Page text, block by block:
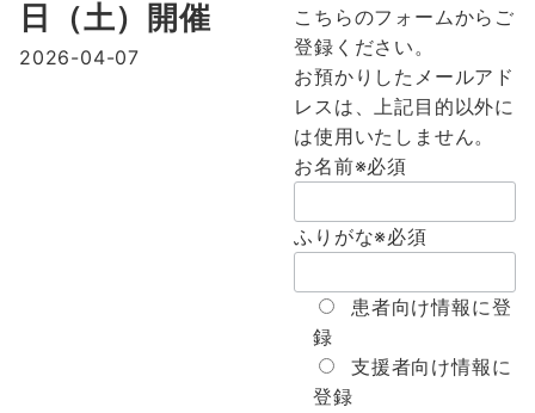
日（土）開催
2026-04-07
こちらのフォームからご
登録ください。
お預かりしたメールアド
レスは、上記目的以外に
は使用いたしません。
お名前※必須
ふりがな※必須
患者向け情報に登
録
支援者向け情報に
登録